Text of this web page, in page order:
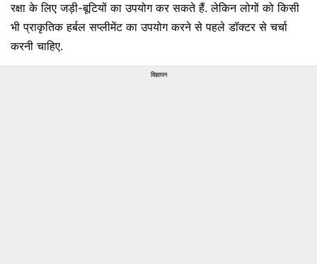
रक्षा के लिए जड़ी-बूटियों का उपयोग कर सकते हैं. लेकिन लोगों को किसी
भी प्राकृतिक हर्बल सप्लीमेंट का उपयोग करने से पहले डॉक्टर से चर्चा
करनी चाहिए.
विज्ञापन